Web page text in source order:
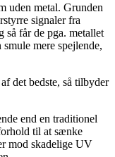
uden metal. Grunden
signaler fra
så får de pga. metallet
mere spejlende,
det bedste, så tilbyder
end en traditionel
til at sænke
mod skadelige UV